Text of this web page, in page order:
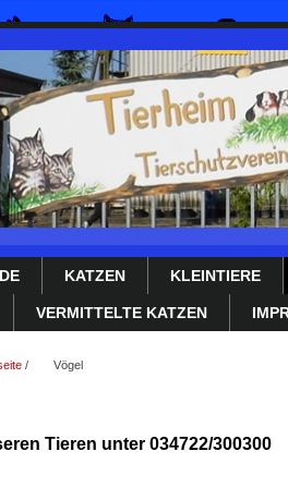
KATZEN KLEINTIERE
VERMITTELTE KATZEN
/ Vögel
Tieren unter 034722/300300